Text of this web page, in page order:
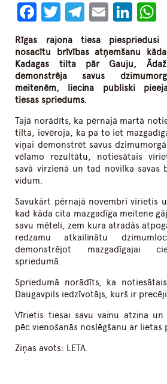
Facebook
Twitter
Telegram
Email
Rīgas rajona tiesa
nosacītu brīvības atņemšanu
Kadagas tilta pār Gauju,
demonstrēja savus
meitenēm, liecina publiski
tiesas spriedums.
Tajā norādīts, ka pērnajā martā
tilta, ievēroja, ka pa to iet
viņai demonstrēt savus
vēlamo rezultātu, notiesātais
savā virzienā un tad novilka savas
vidum.
Savukārt pērnajā novembrī vīrietis
kad kāda cita mazgadīga meitene
savu mēteli, zem kura atradās
redzamu atkailinātu
demonstrējot mazgadīgajai
spriedumā.
Spriedumā norādīts, ka
Daugavpils iedzīvotājs, kurš ir
Vīrietis tiesai savu vainu atzina
pēc vienošanās noslēgšanu ar lietas
Ziņas avots: LETA.